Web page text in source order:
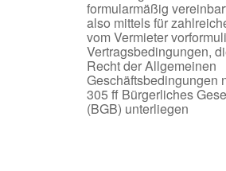
formularmäßig
also mittels für
vom Vermieter
Vertragsbedingungen,
Recht der Allgemeinen
Geschäftsbedingungen
305 ff Bürgerliches
(BGB) unterliegen